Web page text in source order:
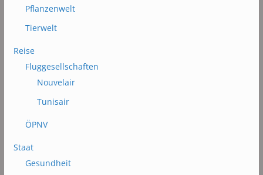
Pflanzenwelt
Tierwelt
Reise
Fluggesellschaften
Nouvelair
Tunisair
ÖPNV
Staat
Gesundheit